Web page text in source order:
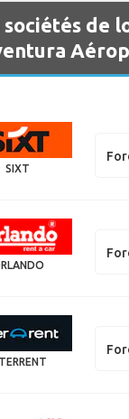
sociétés de
SIXT